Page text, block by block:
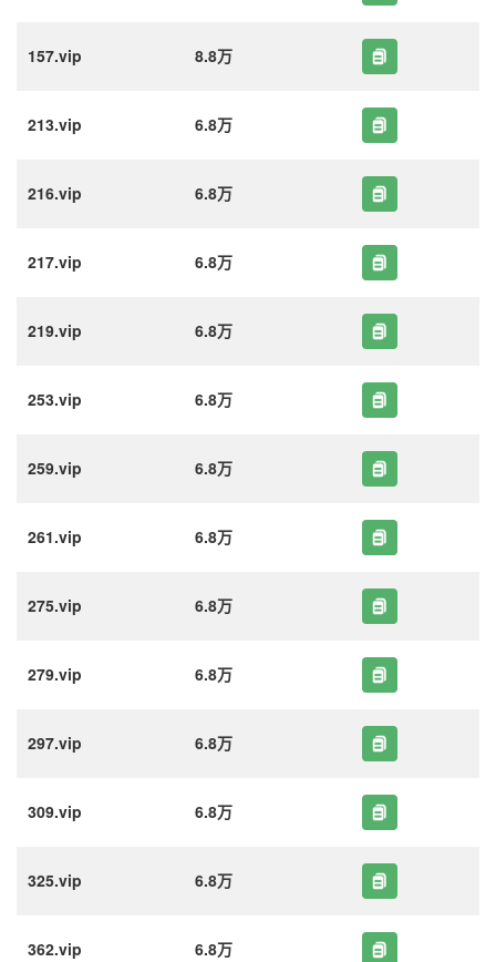
157.vip 8.8万
213.vip 6.8万
216.vip 6.8万
217.vip 6.8万
219.vip 6.8万
253.vip 6.8万
259.vip 6.8万
261.vip 6.8万
275.vip 6.8万
279.vip 6.8万
297.vip 6.8万
309.vip 6.8万
325.vip 6.8万
362.vip 6.8万